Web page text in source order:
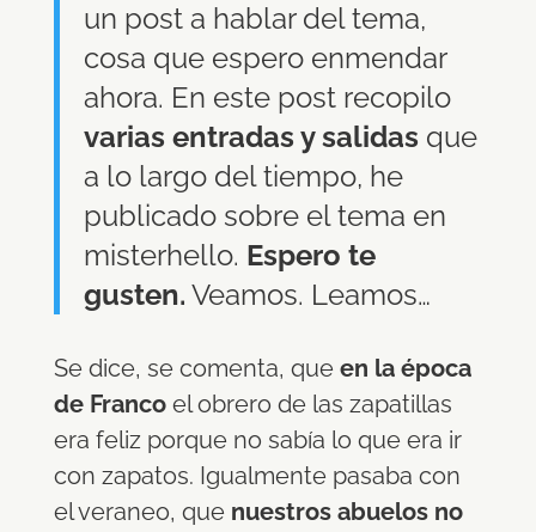
un post a hablar del tema,
cosa que espero enmendar
ahora. En este post recopilo
varias entradas y salidas que
a lo largo del tiempo, he
publicado sobre el tema en
misterhello. Espero te
gusten. Veamos. Leamos…
Se dice, se comenta, que en la época
de Francoel obrero de las zapatillas
era feliz porque no sabía lo que era ir
con zapatos. Igualmente pasaba con
el veraneo, que nuestros abuelos no